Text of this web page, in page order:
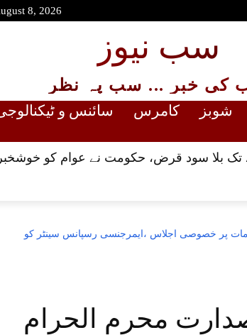
8, 2026
سب نیوز
کی خبر ... سب پہ نظر
شوبز کامرس سائنس و
پر خصوصی اجلاس ،ایمرجنسی رسپانس سینٹر کو
محرم الحرام